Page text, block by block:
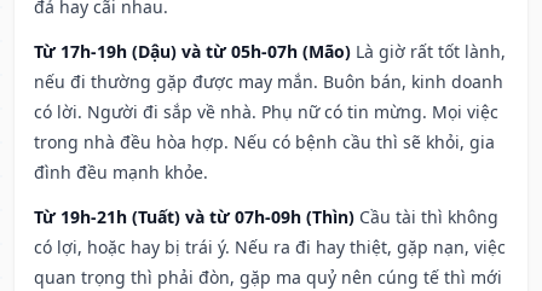
đả hay cãi nhau.
Từ 17h-19h (Dậu) và từ 05h-07h (Mão) Là giờ rất tốt lành,
nếu đi thường gặp được may mắn. Buôn bán, kinh doanh
có lời. Người đi sắp về nhà. Phụ nữ có tin mừng. Mọi việc
trong nhà đều hòa hợp. Nếu có bệnh cầu thì sẽ khỏi, gia
đình đều mạnh khỏe.
Từ 19h-21h (Tuất) và từ 07h-09h (Thìn) Cầu tài thì không
có lợi, hoặc hay bị trái ý. Nếu ra đi hay thiệt, gặp nạn, việc
quan trọng thì phải đòn, gặp ma quỷ nên cúng tế thì mới